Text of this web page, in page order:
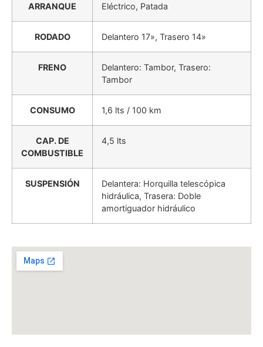
ARRANQUE Eléctrico, Patada
RODADO Delantero 17», Trasero 14»
FRENO
Delantero: Tambor, Trasero:
Tambor
CONSUMO 1,6 lts / 100 km
CAP. DE
COMBUSTIBLE
4,5 lts
SUSPENSIÓN
Delantera: Horquilla telescópica
hidráulica, Trasera: Doble
amortiguador hidráulico